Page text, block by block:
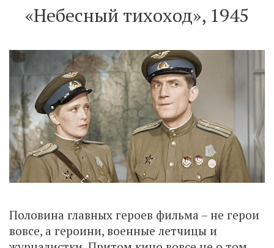
«Небесный тихоход», 1945
Половина главных героев фильма – не герои
вовсе, а героини, военные летчицы и